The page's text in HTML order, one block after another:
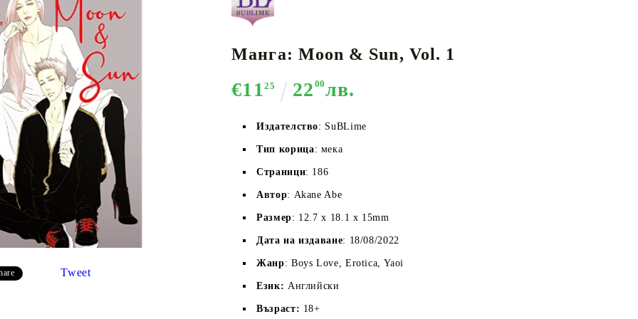
CARD GAME
АКСЕСОАРИ ЗА КАРТОВИ
ИГРИ
Кутии за съхранение
Протектори за карти
Подложки/Матове
Класьори за карти
К-ПОП
Tweet
Манга: Moon & Sun, Vol. 1
€11 25 22 00лв.
Издателство: SuBLime
Тип корица: мека
Страници: 186
Автор: Akane Abe
Размер: 12.7 x 18.1 x 15mm
Дата на издаване: 18/08/2022
Жанр: Boys Love, Erotica, Yaoi
Език: Английски
Възраст: 18+